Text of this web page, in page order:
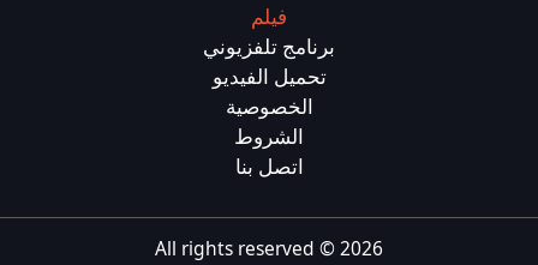
فيلم
برنامج تلفزيوني
تحميل الفيديو
الخصوصية
الشروط
اتصل بنا
All rights reserved ©2026